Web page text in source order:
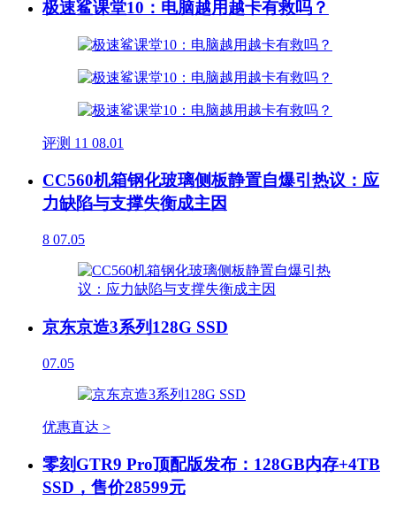
极速鲨课堂10：电脑越用越卡有救吗？
评测 11 08.01
CC560机箱钢化玻璃侧板静置自爆引热议：应
力缺陷与支撑失衡成主因
8 07.05
京东京造3系列128G SSD
07.05
优惠直达 >
零刻GTR9 Pro顶配版发布：128GB内存+4TB
SSD，售价28599元